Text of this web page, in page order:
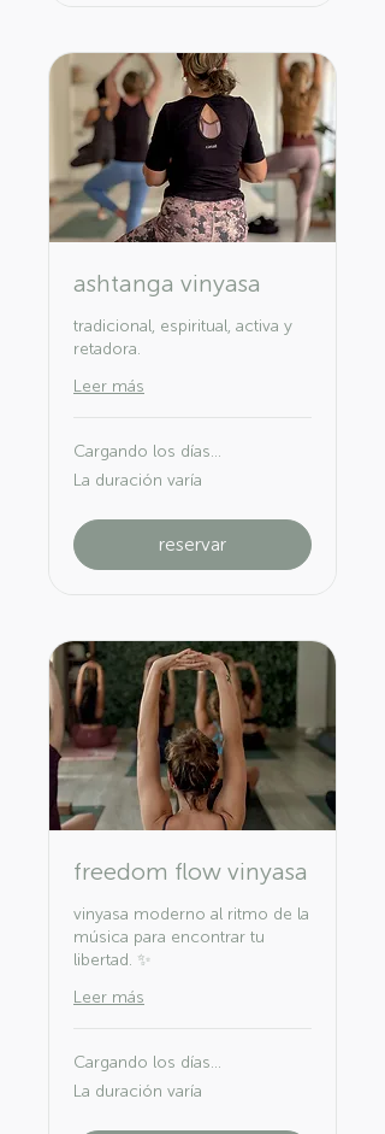
ashtanga vinyasa
tradicional, espiritual, activa y
retadora.
Leer más
Cargando los días...
La duración varía
reservar
freedom flow vinyasa
vinyasa moderno al ritmo de la
música para encontrar tu
libertad. ✨
Leer más
Cargando los días...
La duración varía